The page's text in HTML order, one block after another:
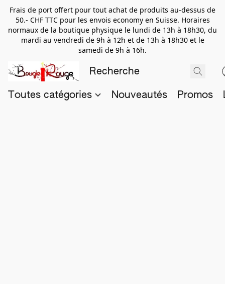
Frais de port offert pour tout achat de produits au-dessus de
50.- CHF TTC pour les envois economy en Suisse. Horaires
normaux de la boutique physique le lundi de 13h à 18h30, du
mardi au vendredi de 9h à 12h et de 13h à 18h30 et le
samedi de 9h à 16h.
Toutes catégories Nouveautés Promos